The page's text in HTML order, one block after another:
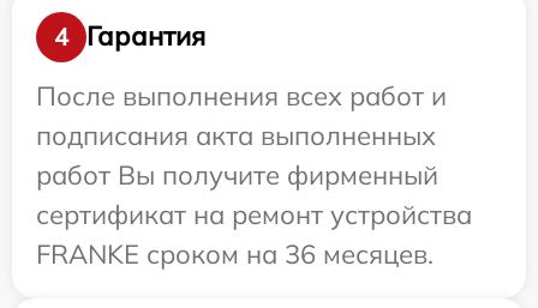
4
Гарантия
После выполнения всех работ и
подписания акта выполненных
работ Вы получите фирменный
сертификат на ремонт устройства
FRANKE сроком на 36 месяцев.